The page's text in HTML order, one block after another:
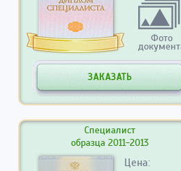
Фото
ЗАКАЗАТЬ
Специалист
образца 2011-2013
Цена: